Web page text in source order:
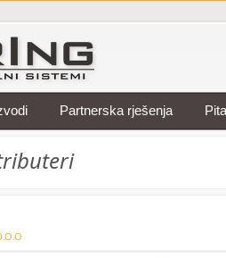
Partnerska rješenja